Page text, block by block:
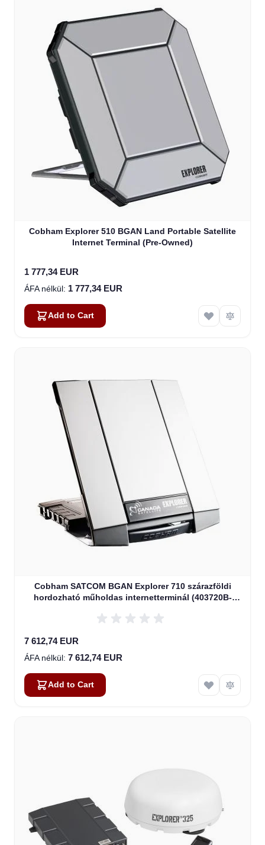
Cobham Explorer 510 BGAN Land Portable Satellite
Internet Terminal (Pre-Owned)
1 777,34 EUR
1 777,34 EUR
Add to Cart
Cobham SATCOM BGAN Explorer 710 szárazföldi
hordozható műholdas internetterminál (403720B-
7 612,74 EUR
7 612,74 EUR
Add to Cart